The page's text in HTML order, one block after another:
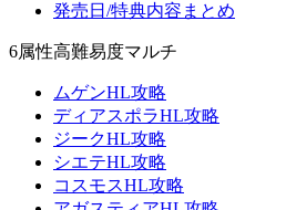
発売日/特典内容まとめ
6属性高難易度マルチ
ムゲンHL攻略
ディアスポラHL攻略
ジークHL攻略
シエテHL攻略
コスモスHL攻略